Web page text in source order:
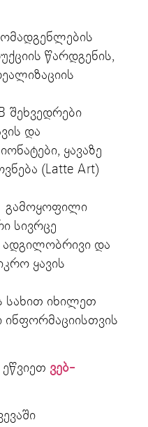
წარდგენის,
შეხვედრები
და
ყავაზე
(Latte Art)
გამოყოფილი
სივრცე
ადგილობრივი და
ყავის
იხილეთ
ინფორმაციისთვის
ვებ-